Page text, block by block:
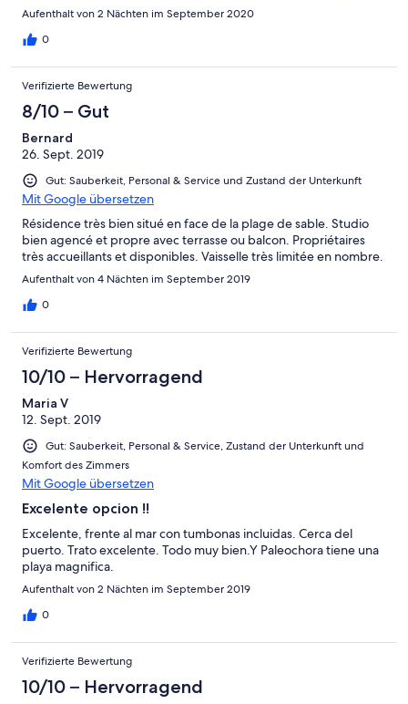
no mattress. If nothing else, a hotel should really invest in great
Aufenthalt von 2 Nächten im September 2020
0
Verifizierte Bewertung
8/10 – Gut
Bernard
26. Sept. 2019
Gut: Sauberkeit, Personal & Service und Zustand der Unterkunft
Mit Google übersetzen
Résidence très bien situé en face de la plage de sable. Studio
bien agencé et propre avec terrasse ou balcon. Propriétaires
très accueillants et disponibles. Vaisselle très limitée en nombre.
Aufenthalt von 4 Nächten im September 2019
0
Verifizierte Bewertung
10/10 – Hervorragend
Maria V
12. Sept. 2019
Gut: Sauberkeit, Personal & Service, Zustand der Unterkunft und
Komfort des Zimmers
Mit Google übersetzen
Excelente opcion !!
Excelente, frente al mar con tumbonas incluidas. Cerca del
puerto. Trato excelente. Todo muy bien.Y Paleochora tiene una
playa magnifica.
Aufenthalt von 2 Nächten im September 2019
0
Verifizierte Bewertung
10/10 – Hervorragend